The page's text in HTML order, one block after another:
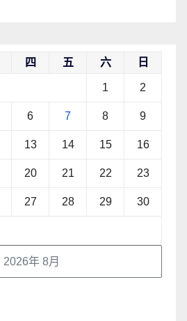
2026年 8月
四 五 六 日
1 2
6 7 8 9
13 14 15 16
20 21 22 23
27 28 29 30